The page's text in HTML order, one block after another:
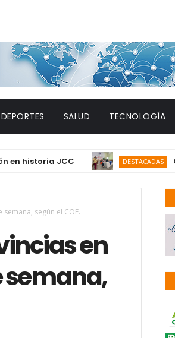
DEPORTES SALUD TECNOLOGÍA
JCC DESTACADAS
según el COE.
en
semana,